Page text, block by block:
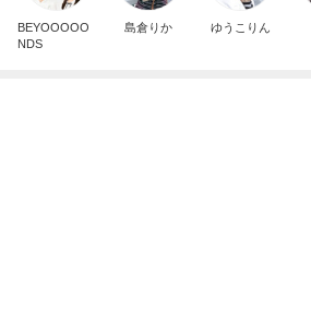
BEYOOOOO
NDS
島倉りか ゆうこりん